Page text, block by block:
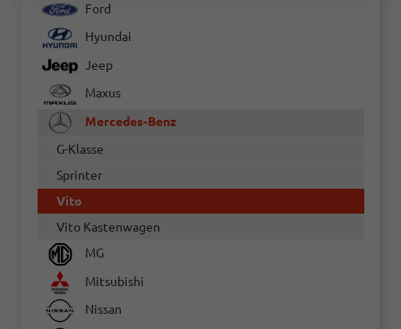
Ford
Hyundai
Jeep
Maxus
Mercedes-Benz
G-Klasse
Sprinter
Vito
Vito Kastenwagen
MG
Mitsubishi
Nissan